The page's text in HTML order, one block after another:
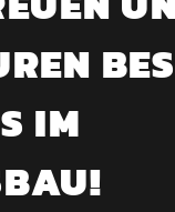
IM